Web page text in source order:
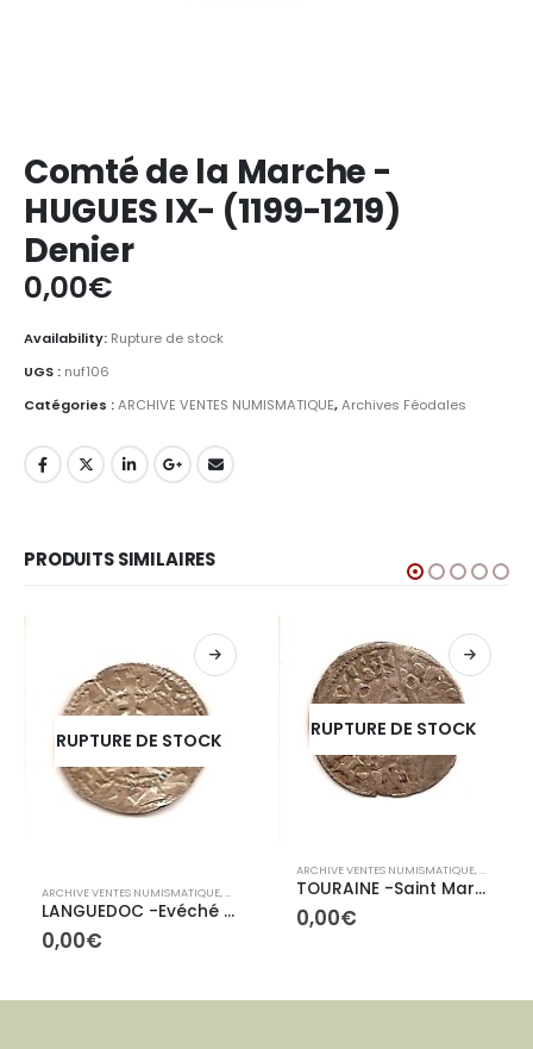
Comté de la Marche -
HUGUES IX- (1199-1219)
Denier
0,00€
Availability: Rupture de stock
UGS : nuf106
Catégories :ARCHIVE VENTES NUMISMATIQUE,Archives Féodales
PRODUITS SIMILAIRES
RUPTURE DE STOCK
ARCHIVE VENTES NUMISMATIQUE,ARCHIVES FÉODALES
LANGUEDOC -Evéché et Cité de Cahors- (1224-1265) Denier
0,00€
RUPTURE DE STOCK
ARCHIVE VENTES NUMISMATIQUE,
TOURAINE -Saint Martin de Tours- (XIème-XIIème Siècle) Denier
0,00€